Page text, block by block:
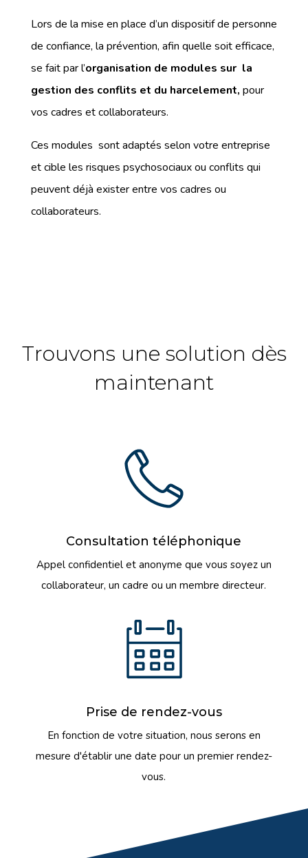
Lors de la mise en place d’un dispositif de personne
de confiance, la prévention, afin quelle soit efficace,
se fait par l’organisation de modules sur la
gestion des conflits et du harcelement, pour
vos cadres et collaborateurs.
Ces modules sont adaptés selon votre entreprise
et cible les risques psychosociaux ou conflits qui
peuvent déjà exister entre vos cadres ou
collaborateurs.
Trouvons une solution dès
maintenant
Consultation téléphonique
Appel confidentiel et anonyme que vous soyez un
collaborateur, un cadre ou un membre directeur.
Prise de rendez-vous
En fonction de votre situation, nous serons en
mesure d'établir une date pour un premier rendez-
vous.